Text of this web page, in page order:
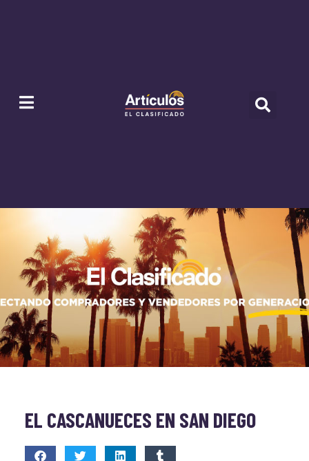
EL CASCANUECES EN SAN DIEGO